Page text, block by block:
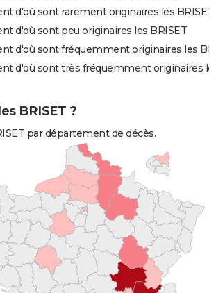
d'où sont rarement originaires les BRISET
d'où sont peu originaires les BRISET
d'où sont fréquemment originaires les
d'où sont très fréquemment originaires
BRISET ?
par département de décès.